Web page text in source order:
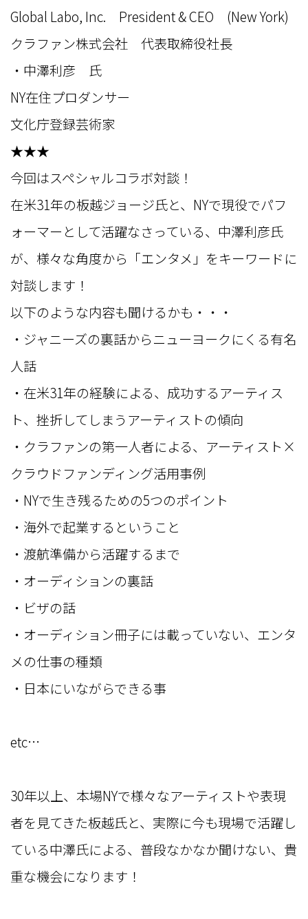
Global Labo, Inc. President & CEO (New York)
クラファン株式会社 代表取締役社長
・中澤利彦 氏
NY在住プロダンサー
文化庁登録芸術家
★★★
今回はスペシャルコラボ対談！
在米31年の板越ジョージ氏と、NYで現役でパフ
ォーマーとして活躍なさっている、中澤利彦氏
が、様々な角度から「エンタメ」をキーワードに
対談します！
以下のような内容も聞けるかも・・・
・ジャニーズの裏話からニューヨークにくる有名
人話
・在米31年の経験による、成功するアーティス
ト、挫折してしまうアーティストの傾向
・クラファンの第一人者による、アーティスト×
クラウドファンディング活用事例
・NYで生き残るための5つのポイント
・海外で起業するということ
・渡航準備から活躍するまで
・オーディションの裏話
・ビザの話
・オーディション冊子には載っていない、エンタ
メの仕事の種類
・日本にいながらできる事
etc…
30年以上、本場NYで様々なアーティストや表現
者を見てきた板越氏と、実際に今も現場で活躍し
ている中澤氏による、普段なかなか聞けない、貴
重な機会になります！